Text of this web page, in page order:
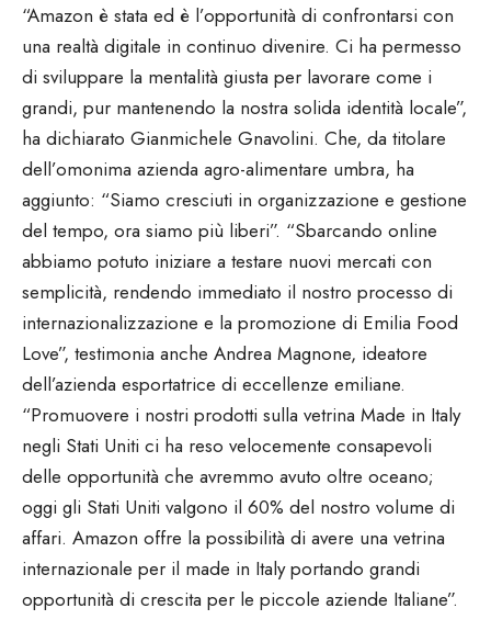
“Amazon è stata ed è l’opportunità di confrontarsi con
una realtà digitale in continuo divenire. Ci ha permesso
di sviluppare la mentalità giusta per lavorare come i
grandi, pur mantenendo la nostra solida identità locale”,
ha dichiarato Gianmichele Gnavolini. Che, da titolare
dell’omonima azienda agro-alimentare umbra, ha
aggiunto: “Siamo cresciuti in organizzazione e gestione
del tempo, ora siamo più liberi”. “Sbarcando online
abbiamo potuto iniziare a testare nuovi mercati con
semplicità, rendendo immediato il nostro processo di
internazionalizzazione e la promozione di Emilia Food
Love”, testimonia anche Andrea Magnone, ideatore
dell’azienda esportatrice di eccellenze emiliane.
“Promuovere i nostri prodotti sulla vetrina Made in Italy
negli Stati Uniti ci ha reso velocemente consapevoli
delle opportunità che avremmo avuto oltre oceano;
oggi gli Stati Uniti valgono il 60% del nostro volume di
affari. Amazon offre la possibilità di avere una vetrina
internazionale per il made in Italy portando grandi
opportunità di crescita per le piccole aziende Italiane”.